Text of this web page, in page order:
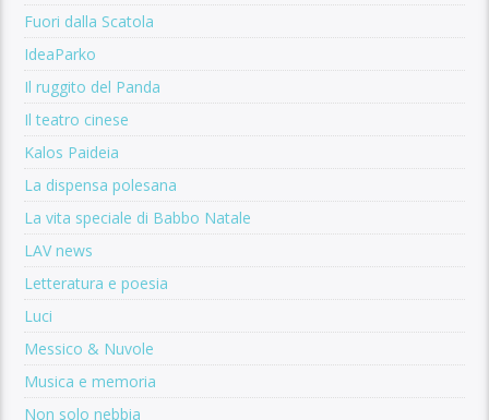
Fuori dalla Scatola
IdeaParko
Il ruggito del Panda
Il teatro cinese
Kalos Paideia
La dispensa polesana
La vita speciale di Babbo Natale
LAV news
Letteratura e poesia
Luci
Messico & Nuvole
Musica e memoria
Non solo nebbia